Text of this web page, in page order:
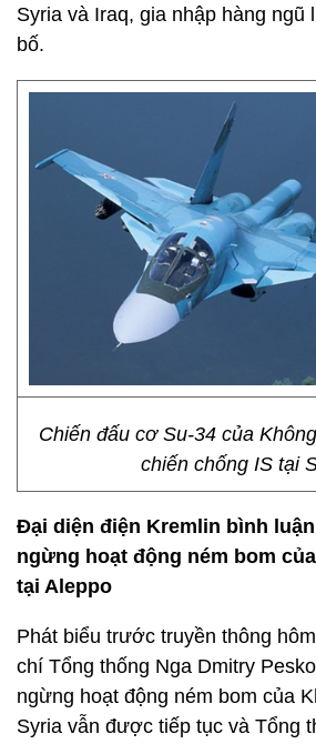
Syria và Iraq, gia nhập hàng ngũ
bố.
Chiến đấu cơ Su-34 của
chiến chống IS tại
Đại diện điện Kremlin bình
ngừng hoạt động ném bom
tại Aleppo
Phát biểu trước truyền thông
chí Tổng thống Nga Dmitry
ngừng hoạt động ném bom của
Syria vẫn được tiếp tục và Tổng